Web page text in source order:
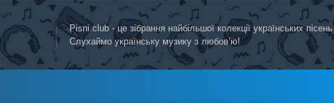
Pisni.club - це зібрання найбільшої колекції українських пісень
Слухаймо українську музику з любов’ю!